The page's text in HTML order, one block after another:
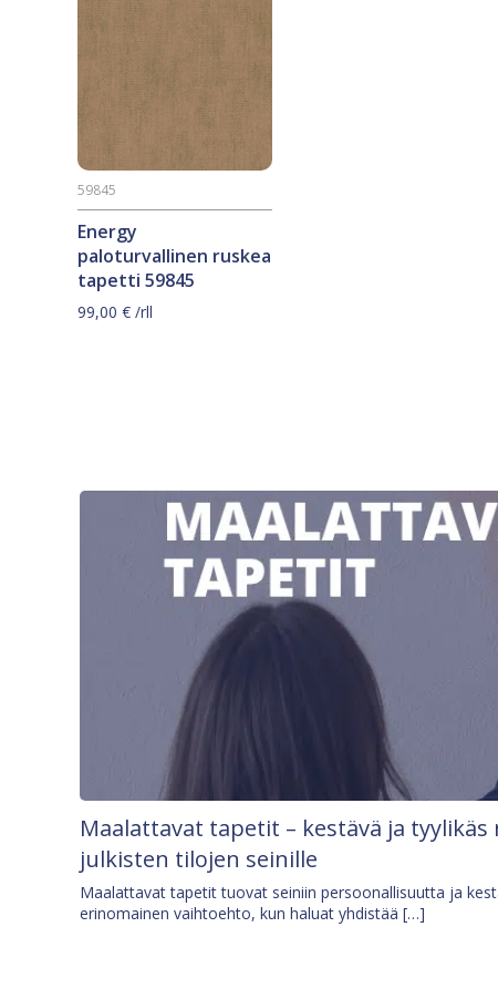
Energy
paloturvallinen ruskea
tapetti 59845
59845
99,00 € /rll
Maalattavat tapetit – kestävä ja
julkisten tilojen seinille
Maalattavat tapetit tuovat seiniin persoonallisuutta ja
erinomainen vaihtoehto, kun haluat yhdistää […]